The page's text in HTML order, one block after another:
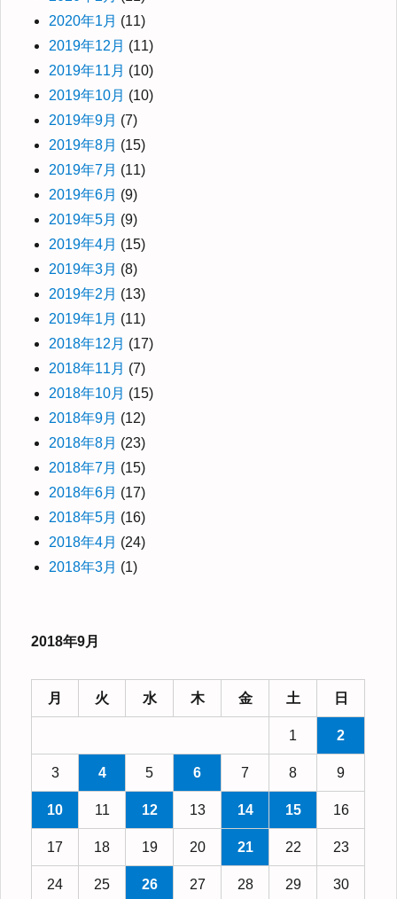
2020年1月 (11)
2019年12月 (11)
2019年11月 (10)
2019年10月 (10)
2019年9月 (7)
2019年8月 (15)
2019年7月 (11)
2019年6月 (9)
2019年5月 (9)
2019年4月 (15)
2019年3月 (8)
2019年2月 (13)
2019年1月 (11)
2018年12月 (17)
2018年11月 (7)
2018年10月 (15)
2018年9月 (12)
2018年8月 (23)
2018年7月 (15)
2018年6月 (17)
2018年5月 (16)
2018年4月 (24)
2018年3月 (1)
2018年9月
月 火 水 木 金 土 日
1 2
3 4 5 6 7 8 9
10 11 12 13 14 15 16
17 18 19 20 21 22 23
24 25 26 27 28 29 30